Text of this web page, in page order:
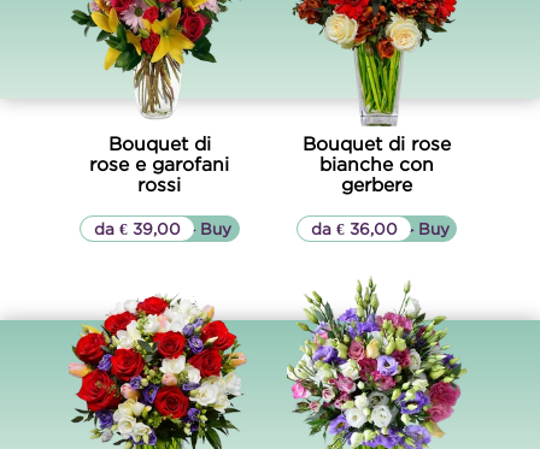
Bouquet di
rose e garofani
rossi
▷▷ Buy
da € 39,00
Bouquet di rose
bianche con
gerbere
▷▷ Buy
da € 36,00